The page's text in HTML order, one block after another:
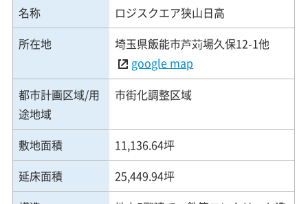
名称
ロジスクエア狭山日高
所在地
埼玉県飯能市芦苅場久保12-1他
google map
都市計画区域/用
途地域
市街化調整区域
敷地面積
11,136.64坪
延床面積
25,449.94坪